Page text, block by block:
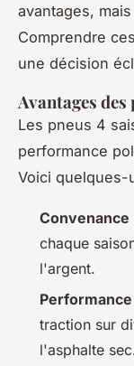
avantages,
Comprendre
une décision
Avantages des
Les pneus 4
performance
Voici quelques-
Convenance
chaque
l'argent.
traction sur
l'asphalte